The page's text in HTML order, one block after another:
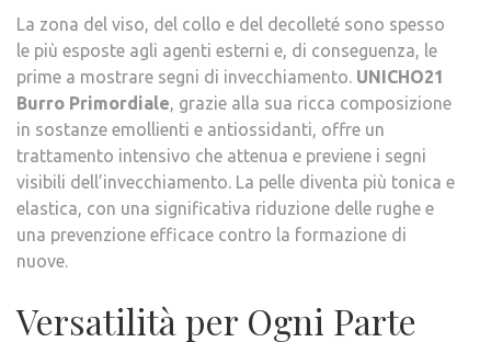
La zona del viso, del collo e del decolleté sono spesso
le più esposte agli agenti esterni e, di conseguenza, le
prime a mostrare segni di invecchiamento. UNICHO21
Burro Primordiale, grazie alla sua ricca composizione
in sostanze emollienti e antiossidanti, offre un
trattamento intensivo che attenua e previene i segni
visibili dell’invecchiamento. La pelle diventa più tonica e
elastica, con una significativa riduzione delle rughe e
una prevenzione efficace contro la formazione di
nuove.
Versatilità per Ogni Parte